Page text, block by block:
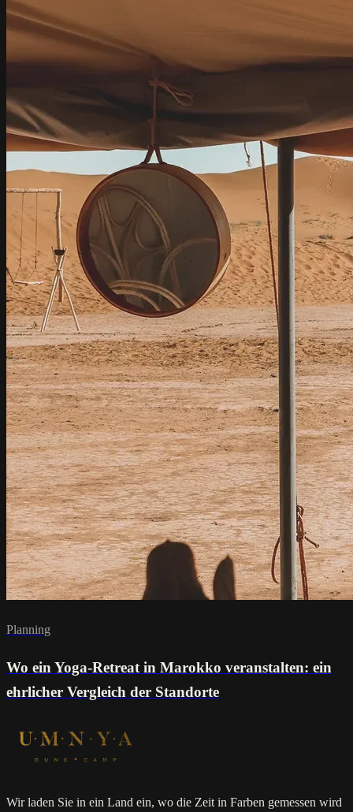
Planning
Wo ein Yoga-Retreat in Marokko veranstalten: ein
ehrlicher Vergleich der Standorte
Wir laden Sie in ein Land ein, wo die Zeit in Farben gemessen wird